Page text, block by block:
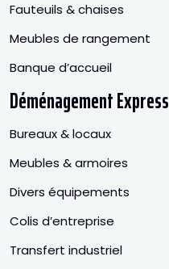
Fauteuils & chaises
Meubles de rangement
Banque d’accueil
Déménagement Express
Bureaux & locaux
Meubles & armoires
Divers équipements
Colis d’entreprise
Transfert industriel